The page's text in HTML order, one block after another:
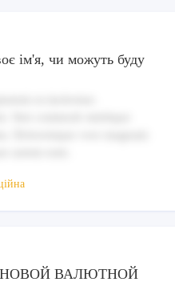
ім'я, чи можуть буду
НОВОЙ ВАЛЮТНОЙ